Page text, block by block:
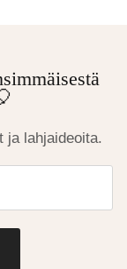
ja lahjaideoita.